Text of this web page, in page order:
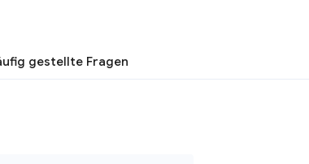
gestellte Fragen